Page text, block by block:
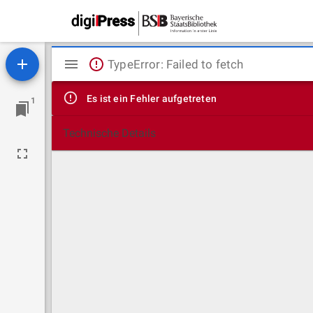
1
Mirador
Viewer
TypeError: Failed to fetch
Es ist ein Fehler aufgetreten
Technische Details